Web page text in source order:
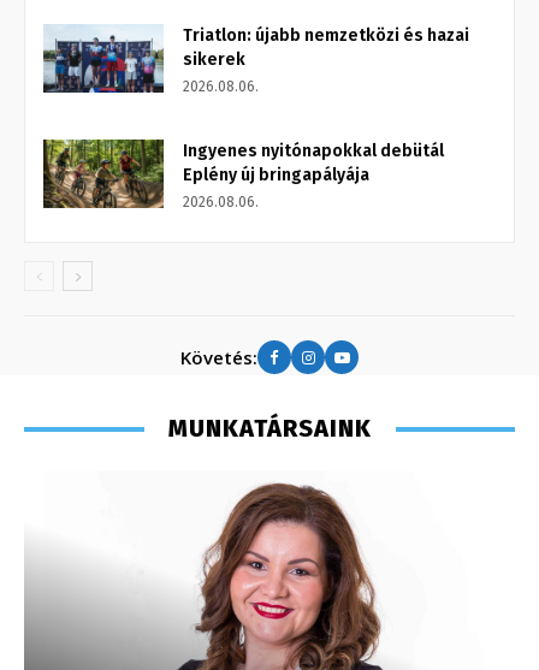
Triatlon: újabb nemzetközi és hazai
sikerek
2026.08.06.
Ingyenes nyitónapokkal debütál
Eplény új bringapályája
2026.08.06.
Követés:
MUNKATÁRSAINK